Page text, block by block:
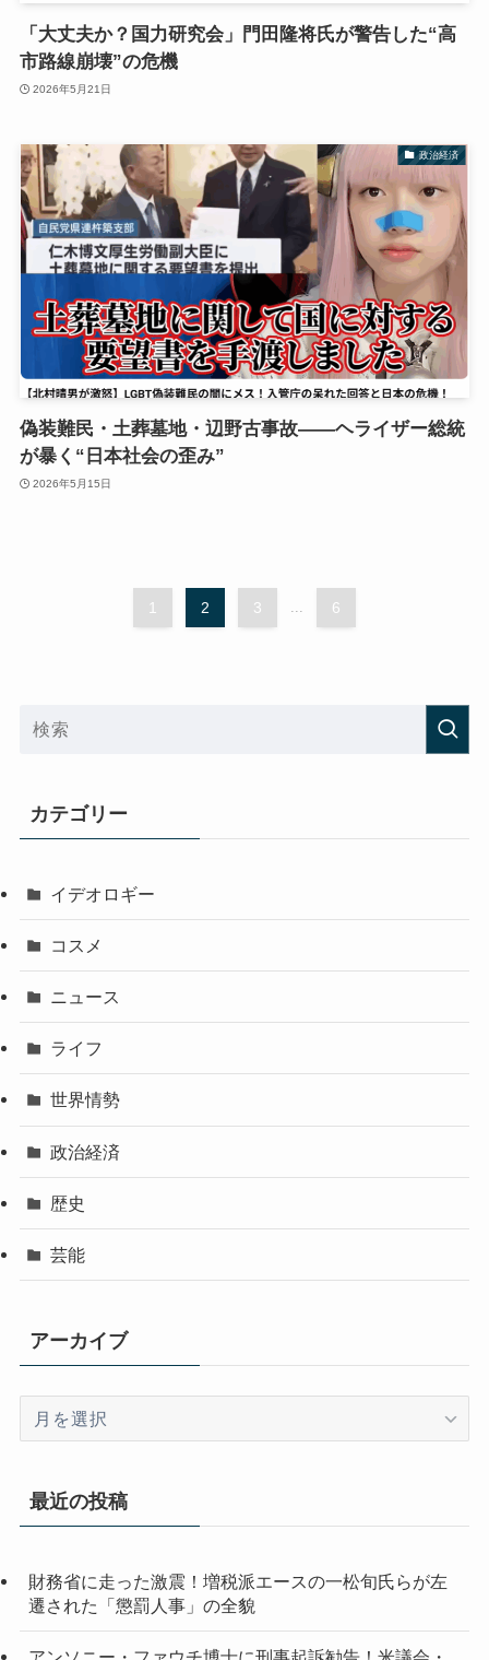
「大丈夫か？国力研究会」門田隆将氏が警告した“高
市路線崩壊”の危機
2026年5月21日
政治経済
偽装難民・土葬墓地・辺野古事故――ヘライザー総統
が暴く“日本社会の歪み”
2026年5月15日
1 2 3 ... 6
カテゴリー
イデオロギー
コスメ
ニュース
ライフ
世界情勢
政治経済
歴史
芸能
アーカイブ
イ
最近の投稿
財務省に走った激震！増税派エースの一松旬氏らが左
遷された「懲罰人事」の全貌